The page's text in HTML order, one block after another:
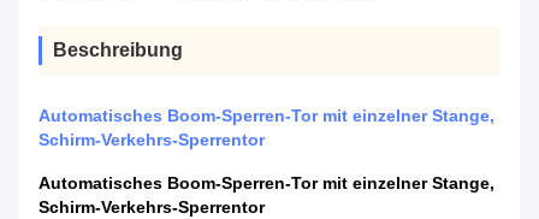
Beschreibung
Automatisches Boom-Sperren-Tor mit einzelner Stange,
Schirm-Verkehrs-Sperrentor
Automatisches Boom-Sperren-Tor mit einzelner Stange,
Schirm-Verkehrs-Sperrentor